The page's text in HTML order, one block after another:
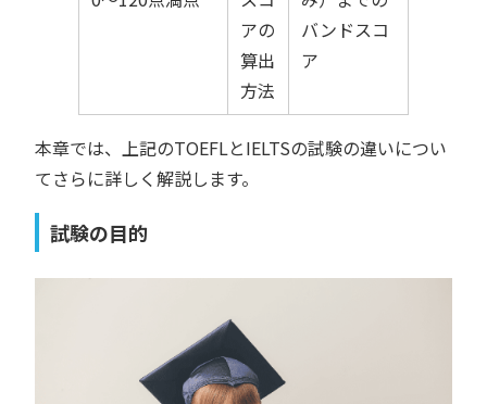
アの
算出
方法
バンドスコ
ア
本章では、上記のTOEFLとIELTSの試験の違いについ
てさらに詳しく解説します。
試験の目的